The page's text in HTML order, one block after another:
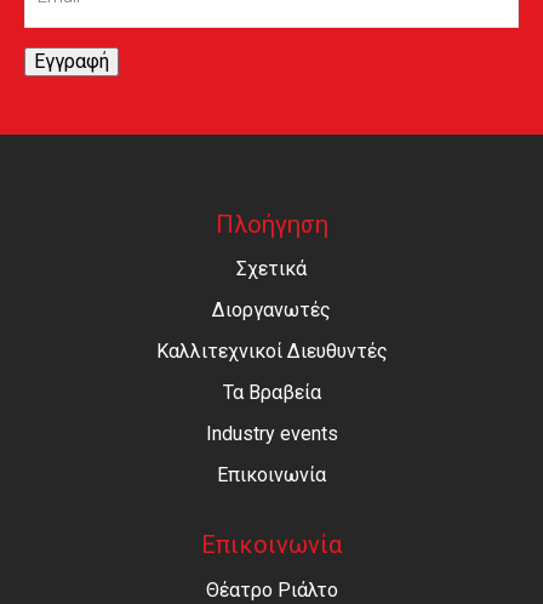
Εγγραφή
Πλοήγηση
Σχετικά
Διοργανωτές
Καλλιτεχνικοί Διευθυντές
Τα Βραβεία
Industry events
Επικοινωνία
Επικοινωνία
Θέατρο Ριάλτο